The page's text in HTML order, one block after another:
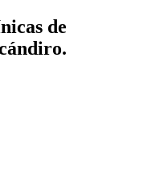
de